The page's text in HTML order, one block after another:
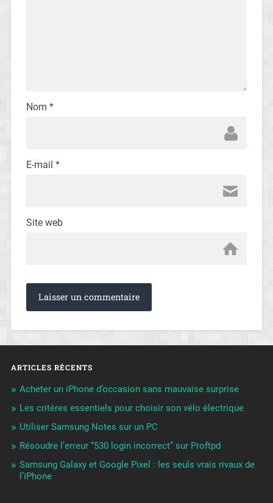
Nom *
E-mail *
Site web
ARTICLES RÉCENTS
Acheter un iPhone d’occasion sans mauvaise surprise
Les critères essentiels pour choisir son vélo électrique
Utiliser Samsung Notes sur un PC
Résoudre l’erreur “530 login incorrect” sur Proftpd
Samsung Galaxy et Google Pixel : les seuls vrais rivaux de
l’iPhone